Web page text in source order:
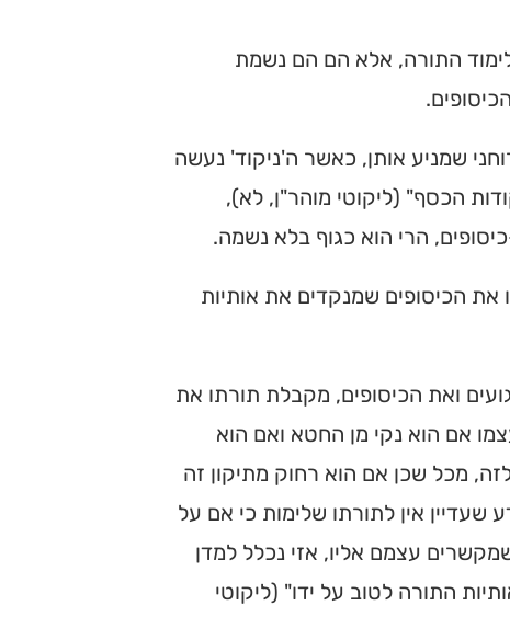
התורה, אלא הם הם נשמת
שמניע אותן, כאשר ה'ניקוד' נעשה
הכסף" (ליקוטי מוהר"ן, לא),
הרי הוא כגוף בלא נשמה.
הכיסופים שמנקדים את אותיות
ואת הכיסופים, מקבלת תורתו את
אם הוא נקי מן החטא ואם הוא
מכל שכן אם הוא רחוק מתיקון זה
שעדיין אין לתורתו שלימות כי אם על
עצמם אליו, אזי נכלל למדן
התורה לטוב על ידו" (ליקוטי